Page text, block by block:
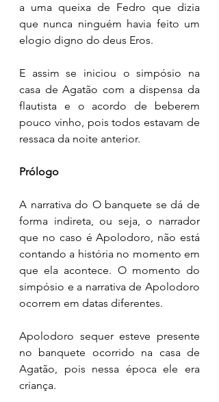
a uma queixa de Fedro que dizia
que nunca ninguém havia feito um
elogio digno do deus Eros.
E assim se iniciou o simpósio na
casa de Agatão com a dispensa da
flautista e o acordo de beberem
pouco vinho, pois todos estavam de
ressaca da noite anterior.
Prólogo
A narrativa do O banquete se dá de
forma indireta, ou seja, o narrador
que no caso é Apolodoro, não está
contando a história no momento em
que ela acontece. O momento do
simpósio e a narrativa de Apolodoro
ocorrem em datas diferentes.
Apolodoro sequer esteve presente
no banquete ocorrido na casa de
Agatão, pois nessa época ele era
criança.